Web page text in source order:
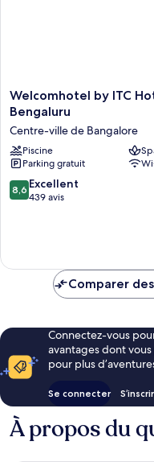
Welcomhotel
by
Hotels,
Richmond
Road,
Bengaluru
Centre-
Welcomhotel by ITC
Bengaluru
Centre-ville de Bangalore
Piscine
Parking gratuit
8.6
sur
8,6 Excellent
439 avis
Comparer
Connectez-vous
avantages dont
pour plus
Se connecter
À propos du